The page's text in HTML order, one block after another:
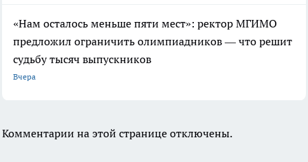
«Нам осталось меньше пяти мест»: ректор МГИМО
предложил ограничить олимпиадников — что решит
судьбу тысяч выпускников
Вчера
Комментарии на этой странице отключены.